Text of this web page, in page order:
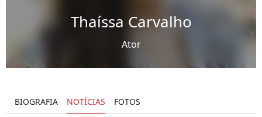
Thaíssa Carvalho
Ator
BIOGRAFIA NOTÍCIAS FOTOS